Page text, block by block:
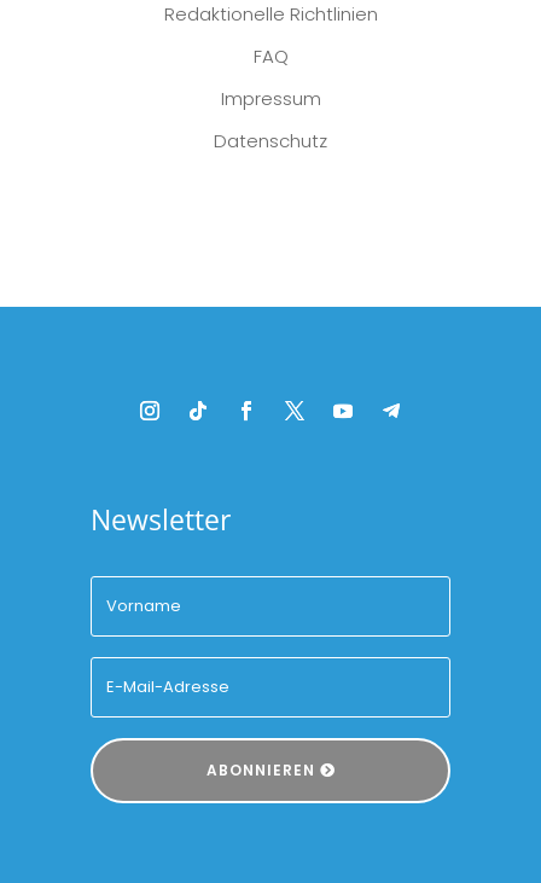
Redaktionelle Richtlinien
FAQ
Impressum
Datenschutz
Newsletter
ABONNIEREN